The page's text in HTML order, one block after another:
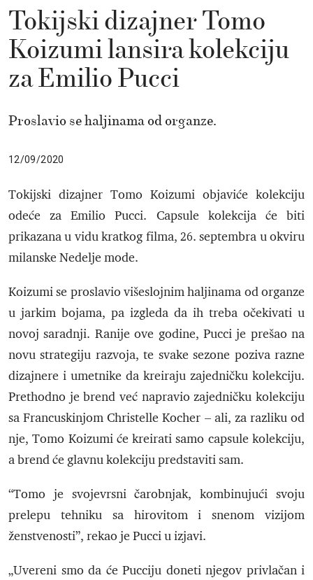
Tokijski dizajner Tomo
Koizumi lansira kolekciju
za Emilio Pucci
Proslavio se haljinama od organze.
12/09/2020
Tokijski dizajner Tomo Koizumi objaviće kolekciju
odeće za Emilio Pucci. Capsule kolekcija će biti
prikazana u vidu kratkog filma, 26. septembra u okviru
milanske Nedelje mode.
Koizumi se proslavio višeslojnim haljinama od organze
u jarkim bojama, pa izgleda da ih treba očekivati u
novoj saradnji. Ranije ove godine, Pucci je prešao na
novu strategiju razvoja, te svake sezone poziva razne
dizajnere i umetnike da kreiraju zajedničku kolekciju.
Prethodno je brend već napravio zajedničku kolekciju
sa Francuskinjom Christelle Kocher – ali, za razliku od
nje, Tomo Koizumi će kreirati samo capsule kolekciju,
a brend će glavnu kolekciju predstaviti sam.
“Tomo je svojevrsni čarobnjak, kombinujući svoju
prelepu tehniku sa hirovitom i snenom vizijom
ženstvenosti”, rekao je Pucci u izjavi.
„Uvereni smo da će Pucciju doneti njegov privlačan i